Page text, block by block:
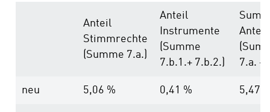
Anteil
Stimmrechte
(Summe 7.a.)
Anteil
Instrumente
(Summe
7.b.1.+ 7.b.2.)
7.a. +
neu 5,06 % 0,41 % 5,47